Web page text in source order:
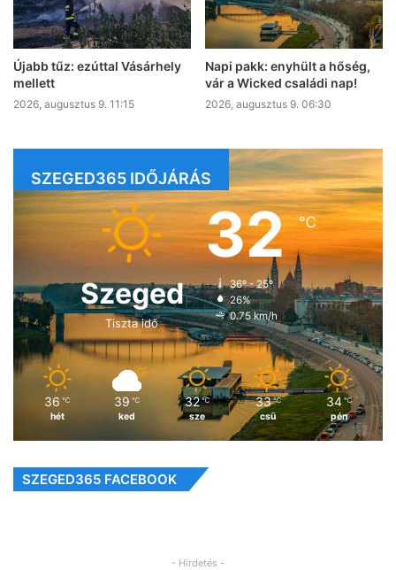
Újabb tűz: ezúttal Vásárhely
mellett
2026, augusztus 9. 11:15
Napi pakk: enyhült a hőség,
vár a Wicked családi nap!
2026, augusztus 9. 06:30
SZEGED365 IDŐJÁRÁS
Szeged
Tiszta idő
32℃
36º - 25º
26%
0.75 km/h
36 ℃
hét
39 ℃
ked
32 ℃
sze
33 ℃
csü
34 ℃
pén
SZEGED365 FACEBOOK
- Hirdetés -